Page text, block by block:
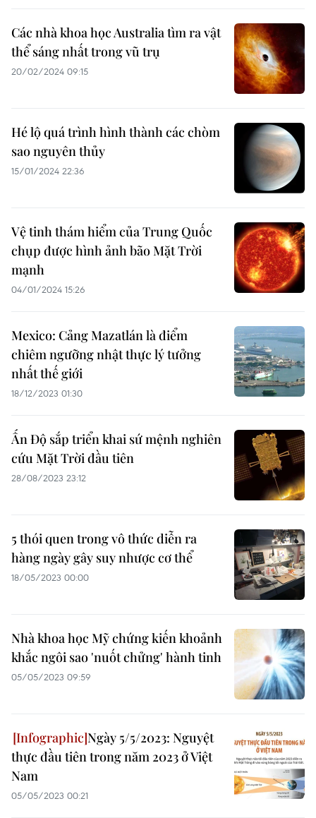
Các nhà khoa học Australia tìm ra vật
thể sáng nhất trong vũ trụ
20/02/2024 09:15
Hé lộ quá trình hình thành các chòm
sao nguyên thủy
15/01/2024 22:36
Vệ tinh thám hiểm của Trung Quốc
chụp được hình ảnh bão Mặt Trời
mạnh
04/01/2024 15:26
Mexico: Cảng Mazatlán là điểm
chiêm ngưỡng nhật thực lý tưởng
nhất thế giới
18/12/2023 01:30
Ấn Độ sắp triển khai sứ mệnh nghiên
cứu Mặt Trời đầu tiên
28/08/2023 23:12
5 thói quen trong vô thức diễn ra
hàng ngày gây suy nhược cơ thể
18/05/2023 00:00
Nhà khoa học Mỹ chứng kiến khoảnh
khắc ngôi sao 'nuốt chửng' hành tinh
05/05/2023 09:59
Ngày 5/5/2023: Nguyệt
thực đầu tiên trong năm 2023 ở Việt
Nam
05/05/2023 00:21